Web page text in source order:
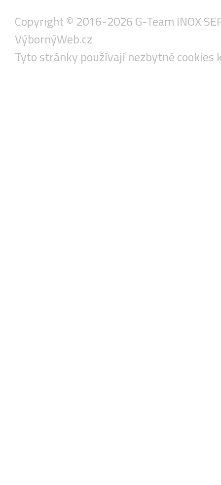
Copyright © 2016-2026 G-Team INOX
VýbornýWeb.cz
Tyto stránky používají nezbytné cookies